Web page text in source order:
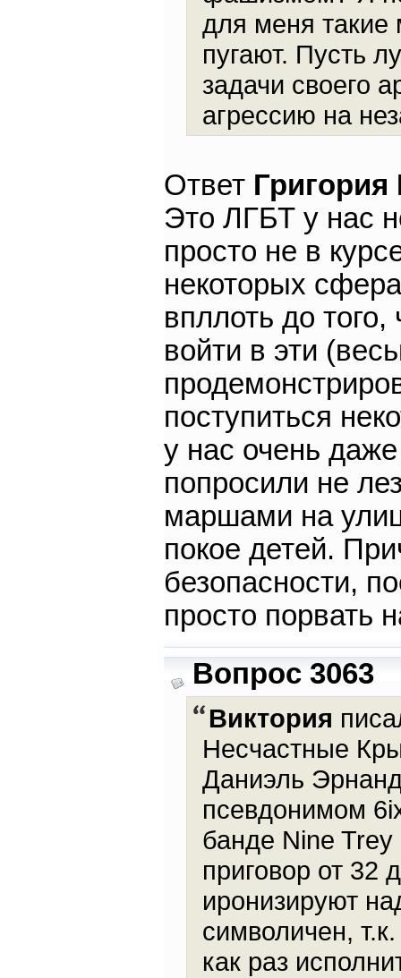
для меня такие
пугают. Пусть
задачи своего
агрессию на
Ответ
Это ЛГБТ у нас
просто не в
некоторых
впллоть до
войти в эти
поступиться
у нас очень
попросили не
маршами на
покое детей.
безопасности,
просто порвать
Вопрос 3063
Виктория
Несчастные
Даниэль
псевдонимом
банде Nine
приговор от 32
иронизируют
символичен,
как раз